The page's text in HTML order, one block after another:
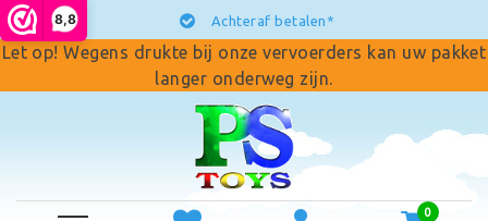
8,8 Achteraf betalen*
Let op! Wegens drukte bij onze vervoerders kan uw pakket
langer onderweg zijn.
0